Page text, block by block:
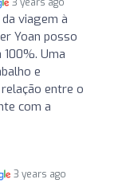
viagem à
Yoan posso
Uma
e
entre o
com a
3 years ago